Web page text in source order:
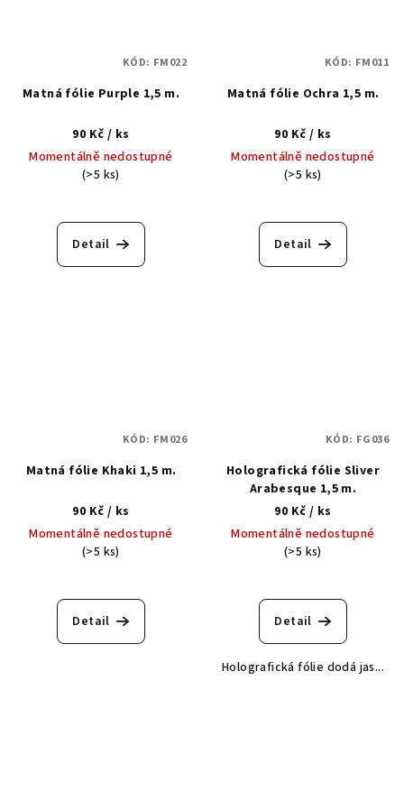
Matná fólie Purple 1,5 m.
90 Kč / ks
Momentálně nedostupné
(>5 ks)
Detail
KÓD: FM022
Matná fólie Ochra 1,5 m.
90 Kč / ks
Momentálně nedostupné
(>5 ks)
Detail
KÓD: FM011
Matná fólie Khaki 1,5 m.
90 Kč / ks
Momentálně nedostupné
(>5 ks)
Detail
KÓD: FM026
Holografická fólie Sliver
Arabesque 1,5 m.
90 Kč / ks
Momentálně nedostupné
(>5 ks)
Detail
Holografická fólie dodá jas...
KÓD: FG036